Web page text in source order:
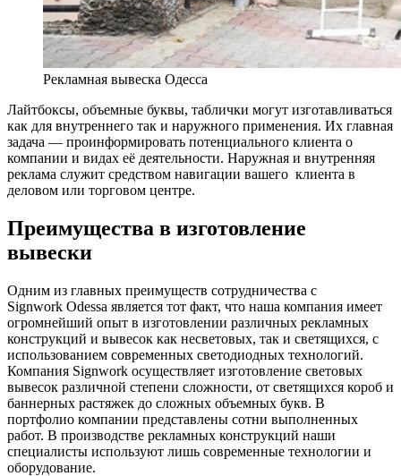
Рекламная вывеска Одесса
Лайтбоксы, объемные буквы, таблички могут изготавливаться
как для внутреннего так и наружного применения. Их главная
задача — проинформировать потенциального клиента о
компании и видах её деятельности. Наружная и внутренняя
реклама служит средством навигации вашего клиента в
деловом или торговом центре.
Преимущества в изготовление
вывески
Одним из главных преимуществ сотрудничества с
Signwork Odessa является тот факт, что наша компания имеет
огромнейший опыт в изготовлении различных рекламных
конструкций и вывесок как несветовых, так и светящихся, с
использованием современных светодиодных технологий.
Компания Signwork осуществляет изготовление световых
вывесок различной степени сложности, от светящихся короб и
баннерных растяжек до сложных объемных букв. В
портфолио компании представлены сотни выполненных
работ. В производстве рекламных конструкций наши
специалисты используют лишь современные технологии и
оборудование.